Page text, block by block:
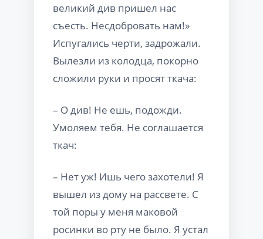
великий див пришел нас
съесть. Несдобровать нам!»
Испугались черти, задрожали.
Вылезли из колодца, покорно
сложили руки и просят ткача:
– О див! Не ешь, подожди.
Умоляем тебя. Не соглашается
ткач:
– Нет уж! Ишь чего захотели! Я
вышел из дому на рассвете. С
той поры у меня маковой
росинки во рту не было. Я устал